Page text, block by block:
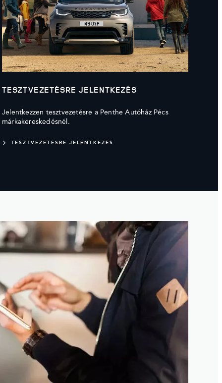
TESZTVEZETÉSRE JELENTKEZÉS
Jelentkezzen tesztvezetésre a Penthe Autóház Pécs
márkakereskedésnél.
TESZTVEZETÉSRE JELENTKEZÉS